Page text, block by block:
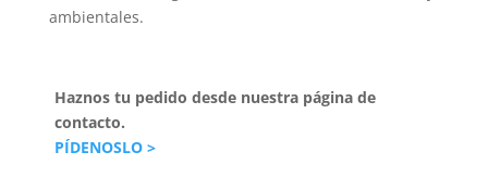
ambientales.
Haznos tu pedido desde nuestra página de
contacto.
PÍDENOSLO >